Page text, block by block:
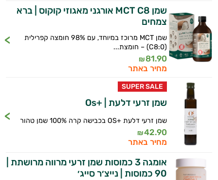
שמן MCT C8 אורגני מאגוזי קוקוס | ברא
צמחים
שמן MCT מרוכז במיוחד, עם 98% חומצה קפרילית
(C8:0) – חומצת...
81.90
₪
מחיר באתר
SUPER SALE
שמן זרעי דלעת | +Os
שמן זרעי דלעת +OS בכבישה קרה 100% שמן טהור
42.90
₪
מחיר באתר
אומגה 3 כמוסות שמן זרעי מרווה מרושתת |
90 כמוסות | נייצ׳ר סייג׳
זה הזמן להתחיל. איך אוכל לעזור?